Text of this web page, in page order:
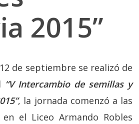
2015”
de septiembre se realizó de
“V Intercambio de semillas y
, la jornada comenzó a las
el Liceo Armando Robles